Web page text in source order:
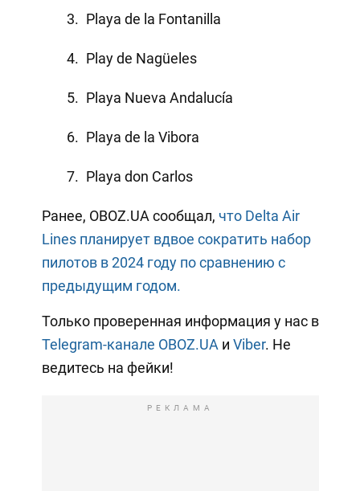
Playa de la Fontanilla
Play de Nagüeles
Playa Nueva Andalucía
Playa de la Vibora
Playa don Carlos
Ранее, OBOZ.UA сообщал, что Delta Air
Lines планирует вдвое сократить набор
пилотов в 2024 году по сравнению с
предыдущим годом.
Только проверенная информация у нас в
Telegram-канале OBOZ.UA и Viber. Не
ведитесь на фейки!
РЕКЛАМА